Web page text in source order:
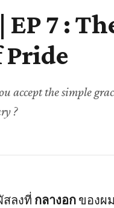
7 :
accept the simple
?
ลงที่ กลางอก ของผ